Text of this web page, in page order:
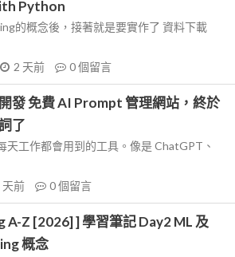
Python
的概念後，接著就是要實作了 資料下載
2 天前 0個留言
發 免費 AI Prompt 管理網站，終於
了
天工作都會用到的工具。像是 ChatGPT、
天前 0個留言
Z [2026] ] 學習筆記 Day2 ML 及
概念